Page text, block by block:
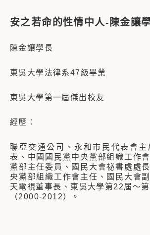
安之若命的性情中人-陳金讓
陳金讓學長
東吳大學法律系47級畢業
東吳大學第一屆傑出校友
經歷：
聯亞交通公司、永和市民代表會
表、中國國民黨中央黨部組織工作
黨部主任委員、國民大會祕書處處
央黨部組織工作會主任、國民大會
天電視董事長、東吳大學第22屆～
（2000-2012）。